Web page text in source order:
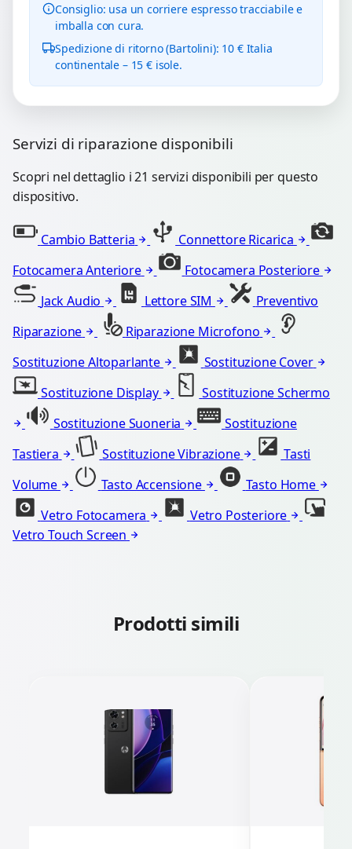
Consiglio: usa un corriere espresso tracciabile e
imballa con cura.
Spedizione di ritorno (Bartolini): 10 € Italia
continentale – 15 € isole.
Servizi di riparazione disponibili
Scopri nel dettaglio i 21 servizi disponibili per questo
dispositivo.
Cambio Batteria
Connettore Ricarica
Fotocamera Anteriore
Fotocamera Posteriore
Jack Audio
Lettore SIM
Preventivo
Riparazione
Riparazione Microfono
Sostituzione Altoparlante
Sostituzione Cover
Sostituzione Display
Sostituzione Schermo
Sostituzione Suoneria
Sostituzione
Tastiera
Sostituzione Vibrazione
Tasti
Volume
Tasto Accensione
Tasto Home
Vetro Fotocamera
Vetro Posteriore
Vetro Touch Screen
Prodotti simili